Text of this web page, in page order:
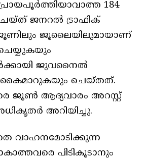
184
ജനറല്‍ ട്രാഫിക്
ജൂണിലും ജൂലൈയിലുമായാണ്
ജുവനൈൽ
കൈമാറുകയും ചെയ്തത്.
ജൂൺ ആദ്യവാരം അറസ്റ്റ്
അറിയിച്ചു.
വാഹനമോടിക്കുന്ന
പിടികൂടാനും